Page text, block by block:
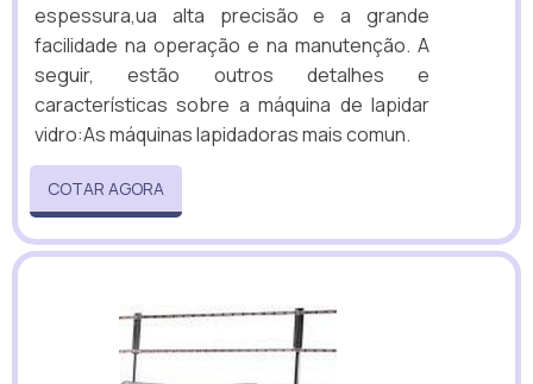
espessura,ua alta precisão e a grande
facilidade na operação e na manutenção. A
seguir, estão outros detalhes e
características sobre a máquina de lapidar
vidro:As máquinas lapidadoras mais comun.
COTAR AGORA